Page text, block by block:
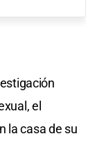
el
la casa de su